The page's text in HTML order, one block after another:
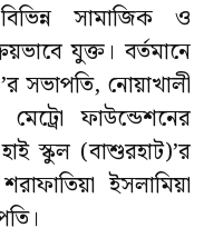
সামাজিক ও
যুক্ত। বর্তমানে
সভাপতি, নোয়াখালী
ফাউন্ডেশনের
স্কুল (বাশুরহাট)’র
ইসলামিয়া